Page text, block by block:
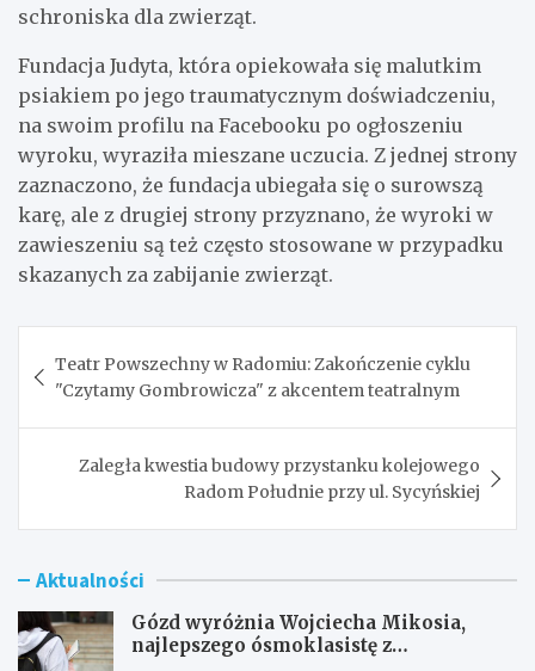
schroniska dla zwierząt.
Fundacja Judyta, która opiekowała się malutkim
psiakiem po jego traumatycznym doświadczeniu,
na swoim profilu na Facebooku po ogłoszeniu
wyroku, wyraziła mieszane uczucia. Z jednej strony
zaznaczono, że fundacja ubiegała się o surowszą
karę, ale z drugiej strony przyznano, że wyroki w
zawieszeniu są też często stosowane w przypadku
skazanych za zabijanie zwierząt.
wpisu
Teatr Powszechny w Radomiu: Zakończenie cyklu
"Czytamy Gombrowicza" z akcentem teatralnym
Zaległa kwestia budowy przystanku kolejowego
Radom Południe przy ul. Sycyńskiej
Aktualności
Gózd wyróżnia Wojciecha Mikosia,
najlepszego ósmoklasistę z